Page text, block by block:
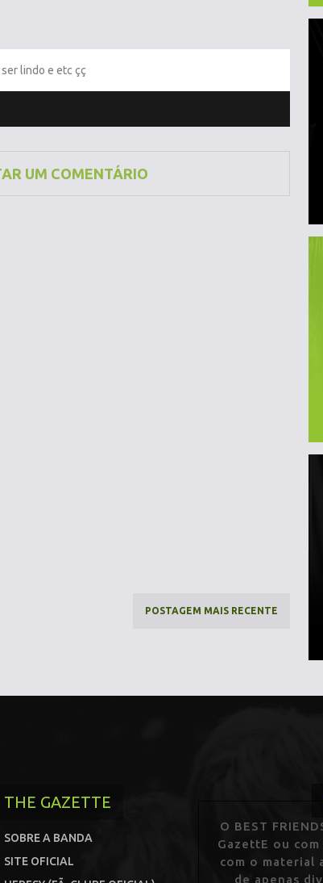
lindo e etc çç
UM COMENTÁRIO
POSTAGEM MAIS RECENTE
THE GAZETTE
SOBRE A BANDA
SITE OFICIAL
O BEST
GazettE ou
com o material
de apenas